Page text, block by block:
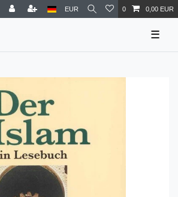
EUR 0 0,00 EUR
☰